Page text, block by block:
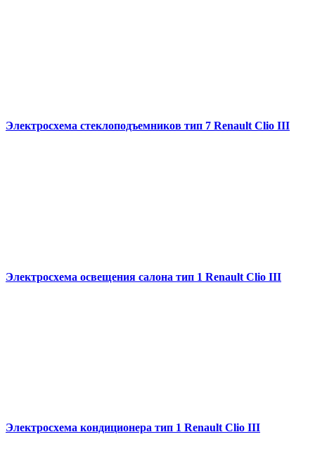
Электросхема стеклоподъемников тип 7 Renault Clio III
Электросхема освещения салона тип 1 Renault Clio III
Электросхема кондиционера тип 1 Renault Clio III